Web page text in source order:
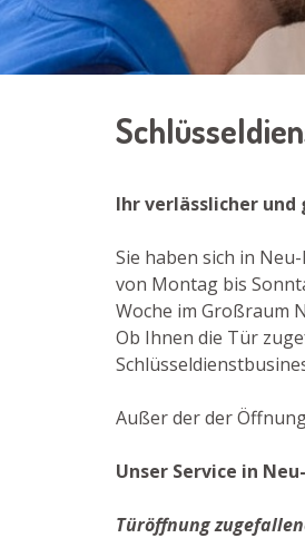
Ihr verlässlicher
Sie haben sich in
von Montag bis
Woche im Großraum
Ob Ihnen die Tür
Außer der der
Unser Service in
Türöffnung